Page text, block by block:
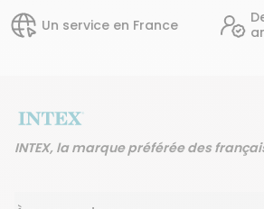
en France
Des
INTEX, la marque préférée des